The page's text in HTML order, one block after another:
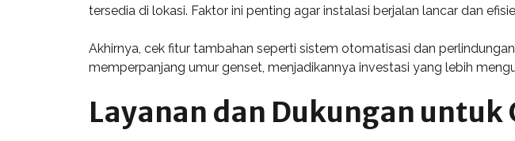
tersedia di lokasi. Faktor ini penting agar instalasi berjalan lancar dan
Akhirnya, cek fitur tambahan seperti sistem otomatisasi dan
memperpanjang umur genset, menjadikannya investasi yang lebih
Layanan dan Dukungan untuk